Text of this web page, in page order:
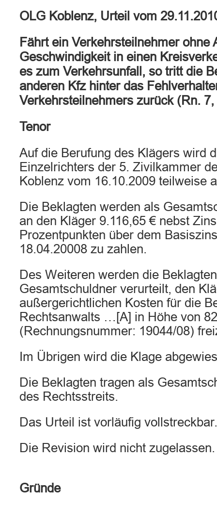
OLG Koblenz, Urteil vom
Fährt ein Verkehrsteilnehmer ohne
Geschwindigkeit in einen
es zum Verkehrsunfall, so tritt die
anderen Kfz hinter das
Verkehrsteilnehmers zurück (Rn. 7,
Tenor
Auf die Berufung des Klägers wird
Einzelrichters der 5. Zivilkammer
Koblenz vom 16.10.2009 teilweise
Die Beklagten werden als
an den Kläger 9.116,65 € nebst
Prozentpunkten über dem
18.04.20008 zu zahlen.
Des Weiteren werden die
Gesamtschuldner verurteilt, den
außergerichtlichen Kosten für die
Rechtsanwalts …[A] in Höhe von
(Rechnungsnummer: 19044/08)
Im Übrigen wird die Klage
Die Beklagten tragen als
des Rechtsstreits.
Das Urteil ist vorläufig vollstreckbar.
Die Revision wird nicht zugelassen.
Gründe